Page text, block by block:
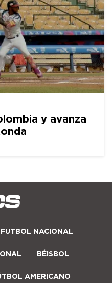
y avanza
FUTBOL NACIONAL
BÉISBOL
AMERICANO